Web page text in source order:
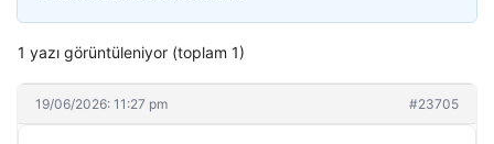
1 yazı görüntüleniyor (toplam 1)
19/06/2026: 11:27 pm #23705